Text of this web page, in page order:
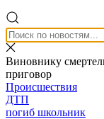
Виновнику
приговор
Происшествия
ДТП
погиб школьник